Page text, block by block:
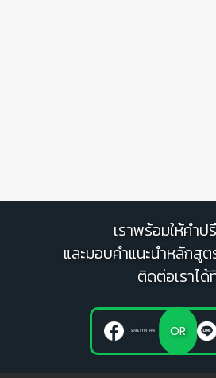
เราพร้อมให้คำป
และมอบคำแนะนำหลักสู
ติดต่อเราได้
SAFETYINTHAI OR